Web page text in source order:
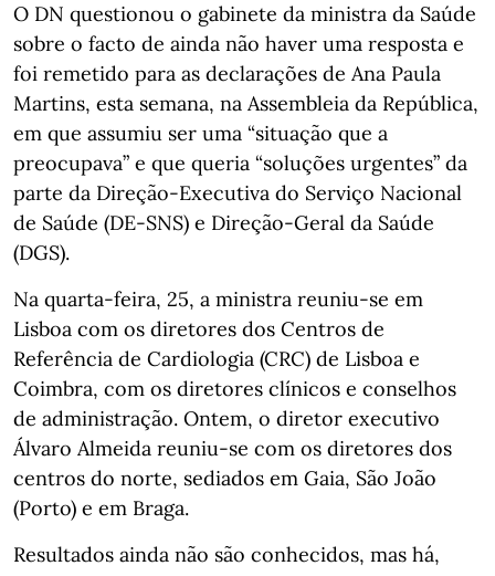
O DN questionou o gabinete da ministra da Saúde
sobre o facto de ainda não haver uma resposta e
foi remetido para as declarações de Ana Paula
Martins, esta semana, na Assembleia da República,
em que assumiu ser uma “situação que a
preocupava” e que queria “soluções urgentes” da
parte da Direção-Executiva do Serviço Nacional
de Saúde (DE-SNS) e Direção-Geral da Saúde
(DGS).
Na quarta-feira, 25, a ministra reuniu-se em
Lisboa com os diretores dos Centros de
Referência de Cardiologia (CRC) de Lisboa e
Coimbra, com os diretores clínicos e conselhos
de administração. Ontem, o diretor executivo
Álvaro Almeida reuniu-se com os diretores dos
centros do norte, sediados em Gaia, São João
(Porto) e em Braga.
Resultados ainda não são conhecidos, mas há,